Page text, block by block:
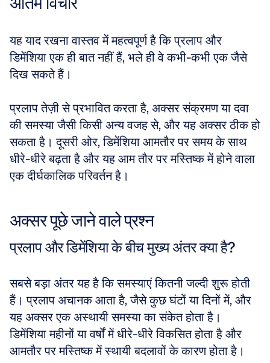
यह याद रखना वास्तव में महत्वपूर्ण है कि प्रलाप और
डिमेंशिया एक ही बात नहीं हैं, भले ही वे कभी-कभी एक जैसे
दिख सकते हैं।
प्रलाप तेज़ी से प्रभावित करता है, अक्सर संक्रमण या दवा
की समस्या जैसी किसी अन्य वजह से, और यह अक्सर ठीक हो
सकता है। दूसरी ओर, डिमेंशिया आमतौर पर समय के साथ
धीरे-धीरे बढ़ता है और यह आम तौर पर मस्तिष्क में होने वाला
एक दीर्घकालिक परिवर्तन है।
अक्सर पूछे जाने वाले प्रश्न
प्रलाप और डिमेंशिया के बीच मुख्य अंतर क्या है?
सबसे बड़ा अंतर यह है कि समस्याएं कितनी जल्दी शुरू होती
हैं। प्रलाप अचानक आता है, जैसे कुछ घंटों या दिनों में, और
यह अक्सर एक अस्थायी समस्या का संकेत होता है।
डिमेंशिया महीनों या वर्षों में धीरे-धीरे विकसित होता है और
आमतौर पर मस्तिष्क में स्थायी बदलावों के कारण होता है।